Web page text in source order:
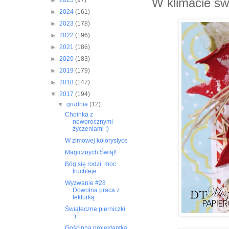
W klimacie
► 2024 (161)
► 2023 (178)
► 2022 (196)
► 2021 (186)
► 2020 (183)
► 2019 (179)
► 2018 (147)
▼ 2017 (194)
▼ grudnia (12)
Choinka z
noworocznymi
życzeniami ;)
W zimowej kolorystyce
Magicznych Świąt!
Bóg się rodzi, moc
truchleje...
Wyzwanie #28
Dowolna praca z
tekturką
Świąteczne pierniczki
:)